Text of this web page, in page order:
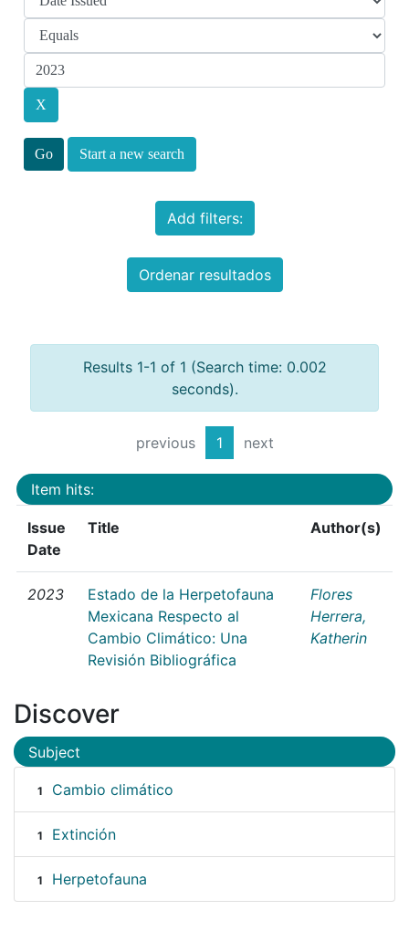
Start a new search
Add filters:
Ordenar resultados
Results 1-1 of 1 (Search time: 0.002
seconds).
previous 1 next
Item hits:
Issue
Date
Title Author(s)
2023
Estado de la Herpetofauna
Mexicana Respecto al
Cambio Climático: Una
Revisión Bibliográfica
Flores
Herrera,
Katherin
Discover
Subject
1 Cambio climático
1 Extinción
1 Herpetofauna